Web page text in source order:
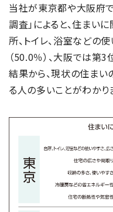
当社が東京都や大阪府
調査」によると、住まい
所、トイレ、浴室などの
（50.0％）、大阪では第3
結果から、現状の住ま
る人の多いことがわかり